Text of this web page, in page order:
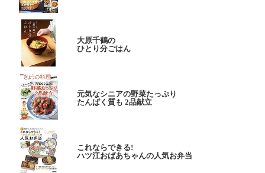
大原千鶴の
ひとり分ごはん
元気なシニアの野菜たっぷり
たんぱく質も 2品献立
これならできる!
ハツ江おばあちゃんの人気お弁当